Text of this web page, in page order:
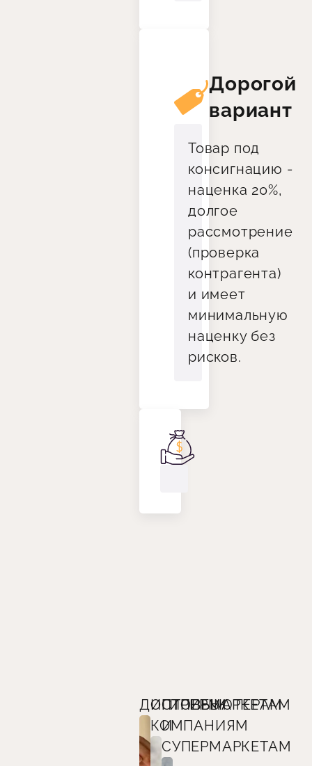
Дорогой
вариант
Товар под
консигнацию -
наценка 20%,
долгое
рассмотрение
(проверка
контрагента)
и имеет
минимальную
наценку без
рисков.
ДИСТРИБЬЮТЕРАМ
ОПТОВЫМ
КОМПАНИЯМ
ГИПЕРМАРКЕТАМ
И
СУПЕРМАРКЕТАМ